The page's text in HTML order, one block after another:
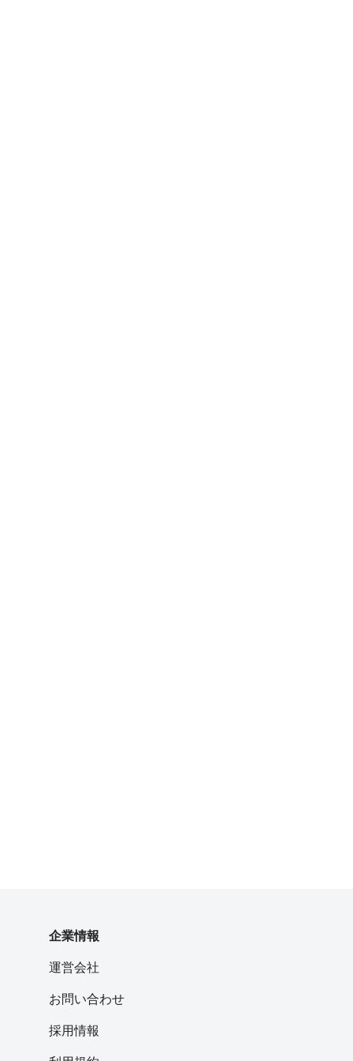
企業情報
運営会社
お問い合わせ
採用情報